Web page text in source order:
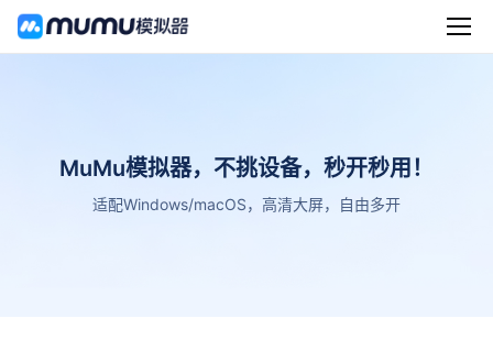
MuMu模拟器，不挑设备，秒开秒用！
适配Windows/macOS，高清大屏，自由多开